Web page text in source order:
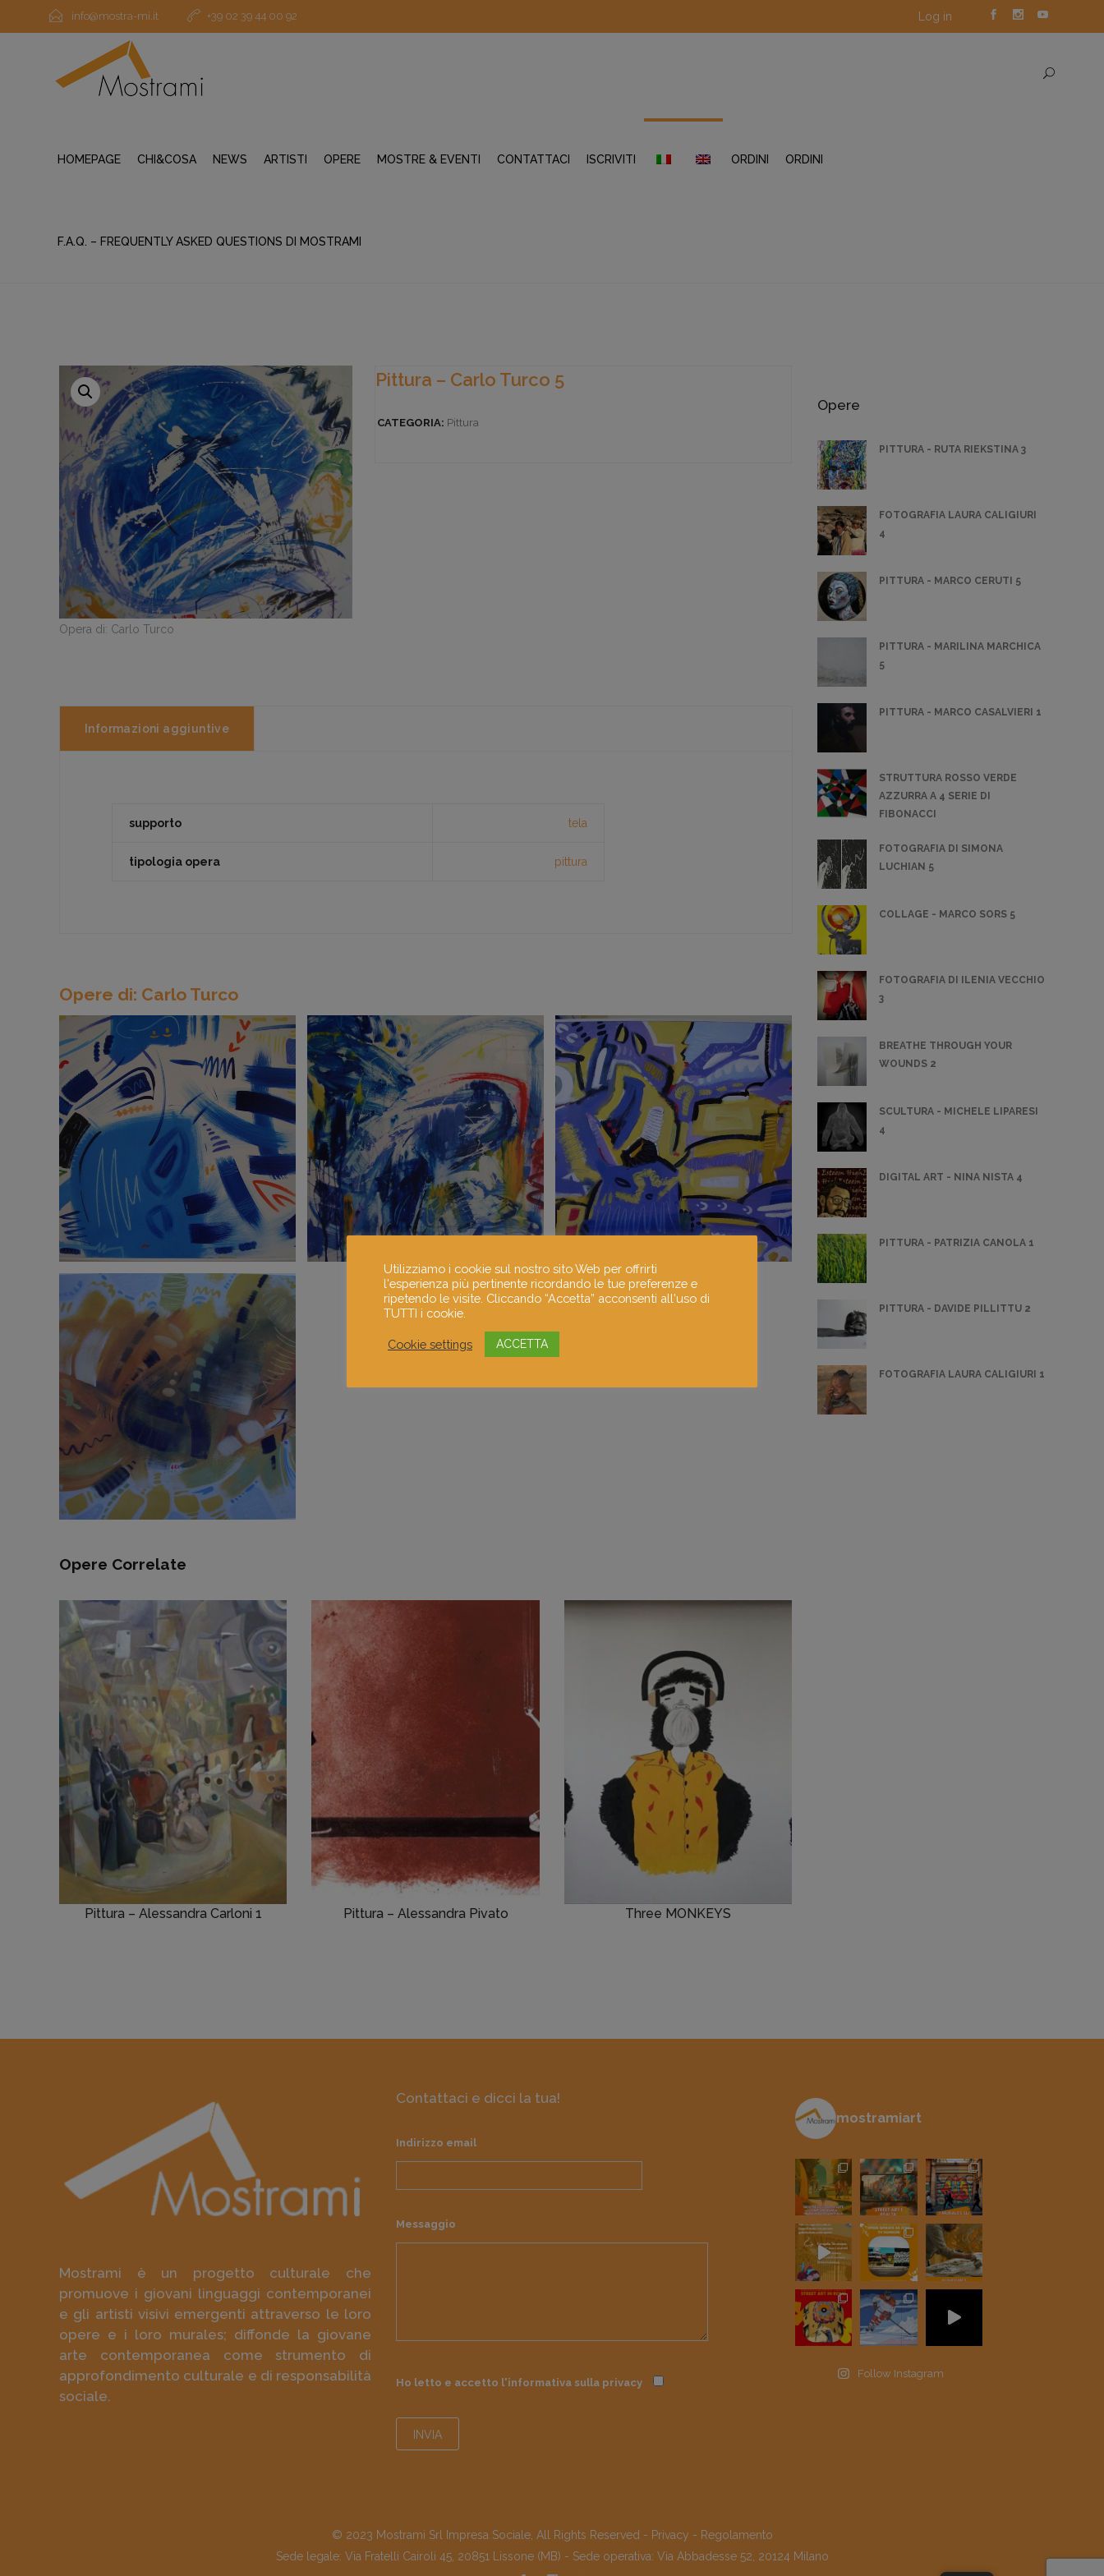
info@mostra-mi.it +39 02 39 44 00 92 Log in
HOMEPAGE CHI&COSA NEWS ARTISTI OPERE MOSTRE & EVENTI CONTATTACI ISCRIVITI ORDINI ORDINI
F.A.Q. – FREQUENTLY ASKED QUESTIONS DI MOSTRAMI
Opera di: Carlo Turco
Pittura – Carlo Turco 5
CATEGORIA: Pittura
Informazioni aggiuntive
supporto tela
tipologia opera pittura
Opere di: Carlo Turco
Opere Correlate
Pittura – Alessandra Carloni 1 Pittura – Alessandra Pivato Three MONKEYS
Opere
PITTURA - RUTA RIEKSTINA 3
FOTOGRAFIA LAURA CALIGIURI
4
PITTURA - MARCO CERUTI 5
PITTURA - MARILINA MARCHICA
5
PITTURA - MARCO CASALVIERI 1
STRUTTURA ROSSO VERDE
AZZURRA A 4 SERIE DI
FIBONACCI
FOTOGRAFIA DI SIMONA
LUCHIAN 5
COLLAGE - MARCO SORS 5
FOTOGRAFIA DI ILENIA VECCHIO
3
BREATHE THROUGH YOUR
WOUNDS 2
SCULTURA - MICHELE LIPARESI
4
DIGITAL ART - NINA NISTA 4
PITTURA - PATRIZIA CANOLA 1
PITTURA - DAVIDE PILLITTU 2
FOTOGRAFIA LAURA CALIGIURI 1
Mostrami è un progetto culturale che
promuove i giovani linguaggi contemporanei
e gli artisti visivi emergenti attraverso le loro
opere e i loro murales; diffonde la giovane
arte contemporanea come strumento di
approfondimento culturale e di responsabilità
sociale.
Contattaci e dicci la tua!
Indirizzo email
Messaggio
Ho letto e accetto l'informativa sulla privacy
mostramiart
Follow Instagram
© 2023 Mostrami Srl Impresa Sociale, All Rights Reserved - Privacy - Regolamento
Sede legale: Via Fratelli Cairoli 45, 20851 Lissone (MB) - Sede operativa: Via Abbadesse 52, 20124 Milano
Utilizziamo i cookie sul nostro sito Web per offrirti
l'esperienza più pertinente ricordando le tue preferenze e
ripetendo le visite. Cliccando “Accetta” acconsenti all'uso di
TUTTI i cookie.
Cookie settings ACCETTA